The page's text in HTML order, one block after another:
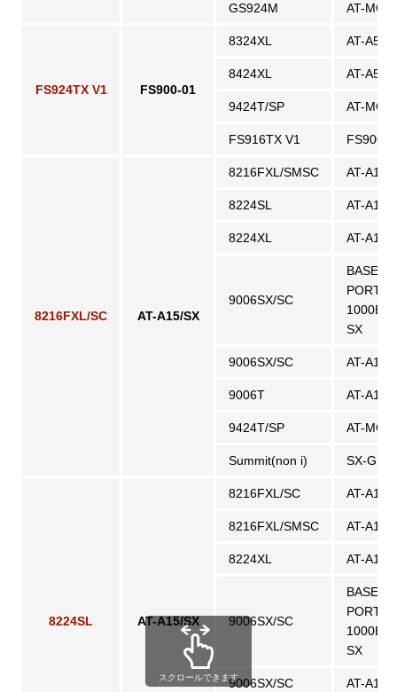
GS924M AT-
FS924TX V1 FS900-01
8324XL AT-A51
8424XL AT-A51
9424T/SP AT-
FS916TX V1 FS900-
8216FXL/SC AT-A15/SX
8216FXL/SMSC AT-A15/
8224SL AT-A15/
8224XL AT-A15/
9006SX/SC
BASE
PORT
SX
9006SX/SC AT-A15/
9006T AT-A15/
9424T/SP AT-
Summit(non i) SX-GBIC
8224SL AT-A15/SX
8216FXL/SC AT-A15/
8216FXL/SMSC AT-A15/
8224XL AT-A15/
9006SX/SC
BASE
PORT
SX
9006SX/SC AT-A15/
スクロールできます